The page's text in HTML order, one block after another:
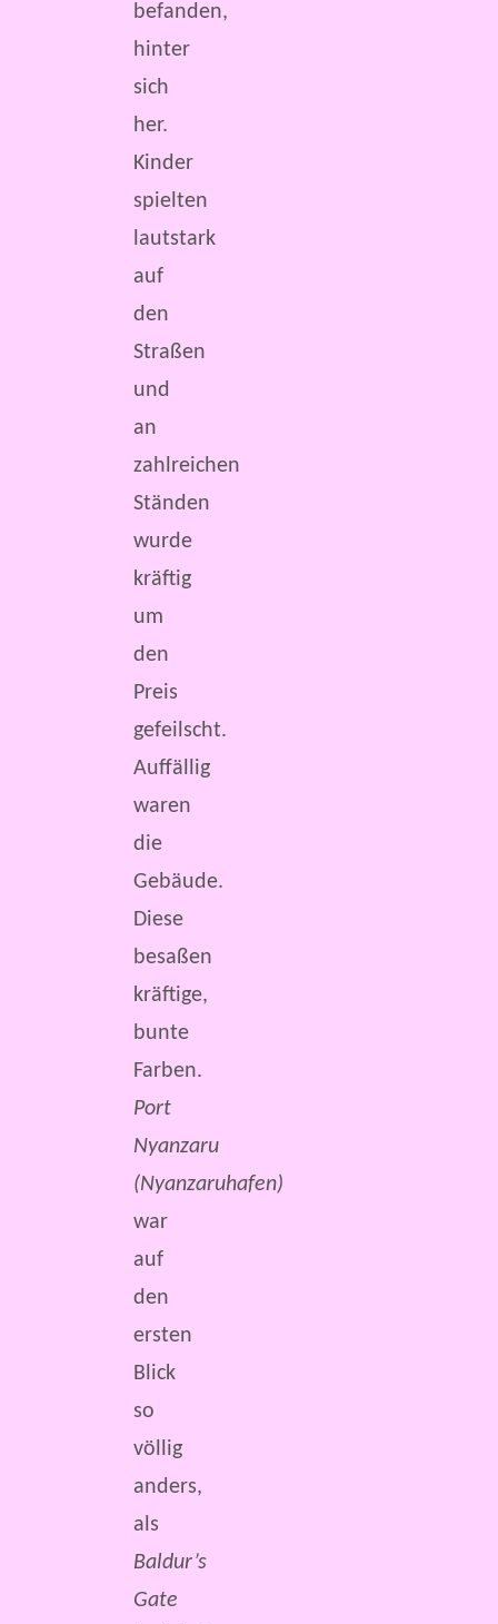
befanden,
hinter
sich
her.
Kinder
spielten
lautstark
auf
den
Straßen
und
an
zahlreichen
Ständen
wurde
kräftig
um
den
Preis
gefeilscht.
Auffällig
waren
die
Gebäude.
Diese
besaßen
kräftige,
bunte
Farben.
Port
Nyanzaru
(Nyanzaruhafen)
war
auf
den
ersten
Blick
so
völlig
anders,
als
Baldur’s
Gate